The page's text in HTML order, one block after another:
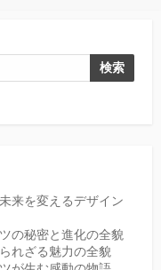
検索
来を変えるデザイン
の秘密と進化の全貌
れざる魅力の全貌